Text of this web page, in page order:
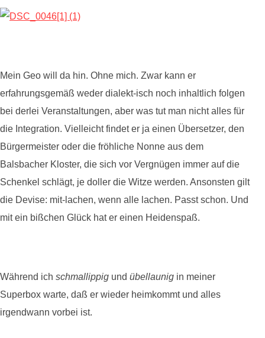
Mein Geo will da hin. Ohne mich. Zwar kann er
erfahrungsgemäß weder dialekt-isch noch inhaltlich folgen
bei derlei Veranstaltungen, aber was tut man nicht alles für
die Integration. Vielleicht findet er ja einen Übersetzer, den
Bürgermeister oder die fröhliche Nonne aus dem
Balsbacher Kloster, die sich vor Vergnügen immer auf die
Schenkel schlägt, je doller die Witze werden. Ansonsten gilt
die Devise: mit-lachen, wenn alle lachen. Passt schon. Und
mit ein bißchen Glück hat er einen Heidenspaß.
Während ich schmallippig und übellaunig in meiner
Superbox warte, daß er wieder heimkommt und alles
irgendwann vorbei ist.